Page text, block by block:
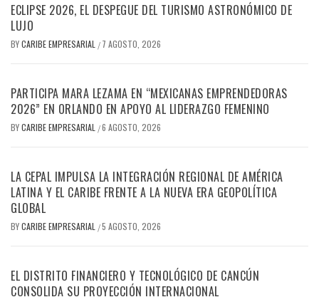
ECLIPSE 2026, EL DESPEGUE DEL TURISMO ASTRONÓMICO DE
LUJO
BYCARIBE EMPRESARIAL / 7 AGOSTO, 2026
PARTICIPA MARA LEZAMA EN “MEXICANAS EMPRENDEDORAS
2026” EN ORLANDO EN APOYO AL LIDERAZGO FEMENINO
BYCARIBE EMPRESARIAL /6 AGOSTO, 2026
LA CEPAL IMPULSA LA INTEGRACIÓN REGIONAL DE AMÉRICA
LATINA Y EL CARIBE FRENTE A LA NUEVA ERA GEOPOLÍTICA
GLOBAL
BYCARIBE EMPRESARIAL /5 AGOSTO, 2026
EL DISTRITO FINANCIERO Y TECNOLÓGICO DE CANCÚN
CONSOLIDA SU PROYECCIÓN INTERNACIONAL